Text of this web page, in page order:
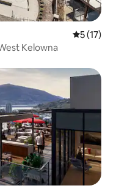
Note
5 (17)
Kelowna
plus aimés